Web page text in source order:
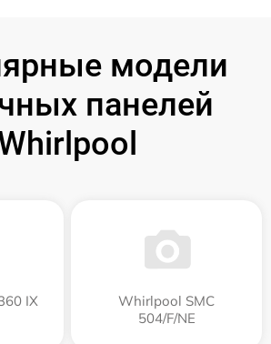
модели
панелей
IX
Whirlpool SMC
504/F/NE